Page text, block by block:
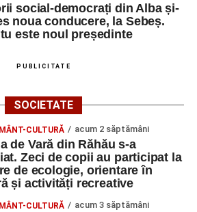
social-democrați din Alba și-
noua conducere, la Sebeș.
este noul președinte
PUBLICITATE
SOCIETATE
CULTURĂ acum 2 săptămâni
de Vară din Răhău s-a
Zeci de copii au participat la
de ecologie, orientare în
și activități recreative
CULTURĂ acum 3 săptămâni